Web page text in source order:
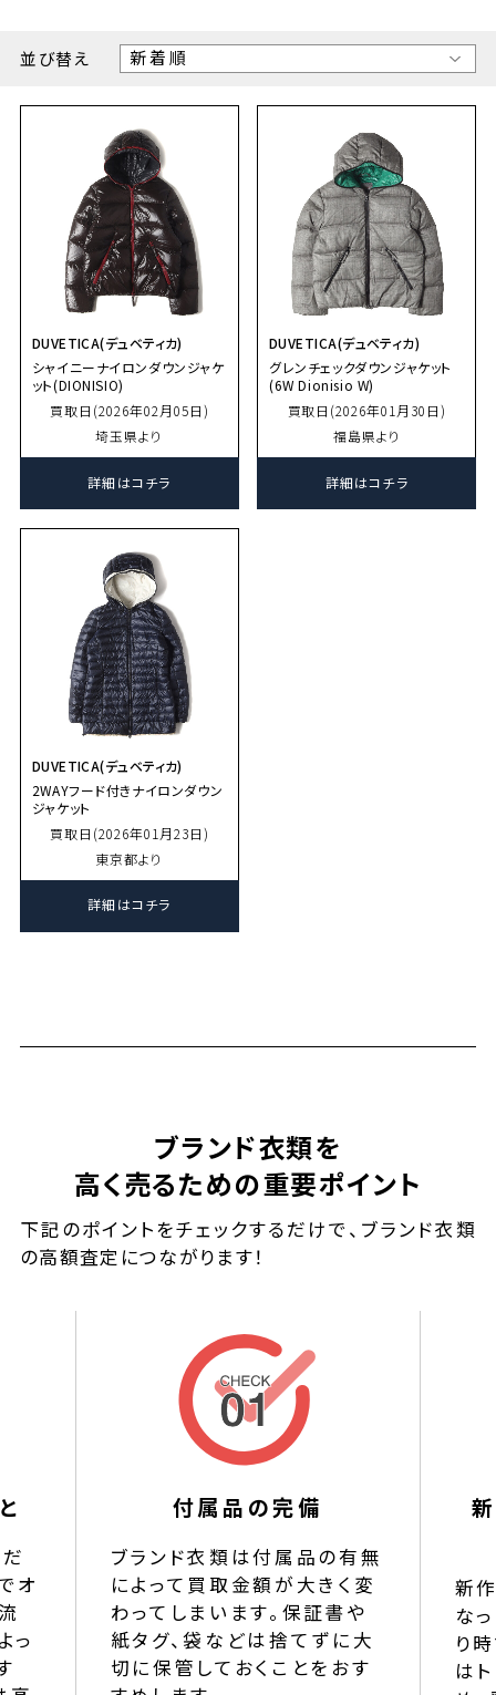
並び替え
DUVETICA(デュベティカ)
シャイニーナイロンダウンジャケ
ット(DIONISIO)
買取日(2026年02月05日)
埼玉県より
詳細はコチラ
DUVETICA(デュベティカ)
グレンチェックダウンジャケット
(6W Dionisio W)
買取日(2026年01月30日)
福島県より
詳細はコチラ
DUVETICA(デュベティカ)
2WAYフード付きナイロンダウン
ジャケット
買取日(2026年01月23日)
東京都より
詳細はコチラ
ブランド衣類を
高く売るための重要ポイント
下記のポイントをチェックするだけで、ブランド衣類
の高額査定につながります！
オ
っ
付属品の完備
ブランド衣類は付属品の有無
によって買取金額が大きく変
わってしまいます。保証書や
紙タグ、袋などは捨てずに大
切に保管しておくことをおす
新
な
り
は